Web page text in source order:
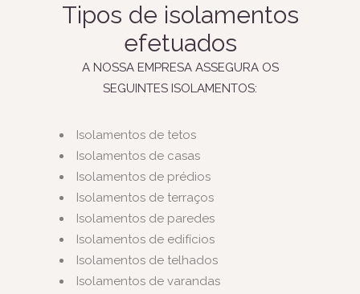
Tipos de isolamentos
efetuados
A NOSSA EMPRESA ASSEGURA OS
SEGUINTES ISOLAMENTOS:
Isolamentos de tetos
Isolamentos de casas
Isolamentos de prédios
Isolamentos de terraços
Isolamentos de paredes
Isolamentos de edifícios
Isolamentos de telhados
Isolamentos de varandas